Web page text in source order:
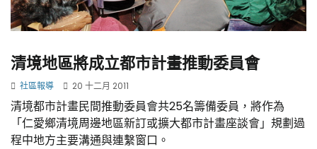
清境地區將成立都市計畫推動委員會
社區報導 20 十二月 2011
清境都市計畫民間推動委員會共25名籌備委員，將作為
「仁愛鄉清境周邊地區新訂或擴大都市計畫座談會」規劃過
程中地方主要溝通與連繫窗口。